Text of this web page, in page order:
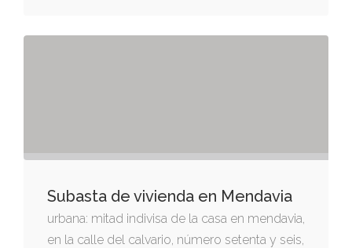
1880, libro 153, folio 1, inscripción 17.
Subasta de vivienda en Mendavia
urbana: mitad indivisa de la casa en mendavia,
en la calle del calvario, número setenta y seis,